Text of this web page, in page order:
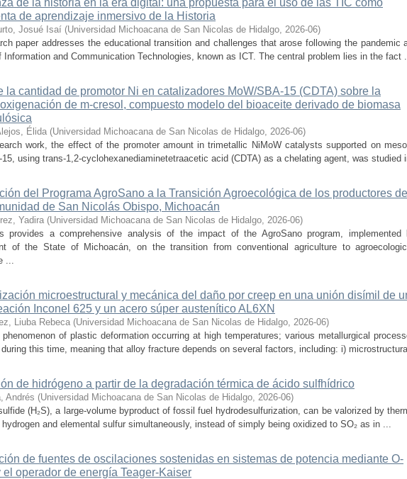
de la historia en la era digital: una propuesta para el uso de las TIC como
de aprendizaje inmersivo de la Historia
Josué Isaí (Universidad Michoacana de San Nicolas de Hidalgo, 2026-06)
paper addresses the educational transition and challenges that arose following the pandemic
Information and Communication Technologies, known as ICT. The central problem lies in the fact
la cantidad de promotor Ni en catalizadores MoW/SBA-15 (CDTA) sobre la
de m-cresol, compuesto modelo del bioaceite derivado de biomasa
Élida (Universidad Michoacana de San Nicolas de Hidalgo, 2026-06)
work, the effect of the promoter amount in trimetallic NiMoW catalysts supported on
using trans-1,2-cyclohexanediaminetetraacetic acid (CDTA) as a chelating agent, was studied
del Programa AgroSano a la Transición Agroecológica de los productores
de San Nicolás Obispo, Michoacán
Yadira (Universidad Michoacana de San Nicolas de Hidalgo, 2026-06)
provides a comprehensive analysis of the impact of the AgroSano program, implemented
of the State of Michoacán, on the transition from conventional agriculture to
...
microestructural y mecánica del daño por creep en una unión disímil de
Inconel 625 y un acero súper austenítico AL6XN
Liuba Rebeca (Universidad Michoacana de San Nicolas de Hidalgo, 2026-06)
of plastic deformation occurring at high temperatures; various metallurgical
this time, meaning that alloy fracture depends on several factors, including: i)
de hidrógeno a partir de la degradación térmica de ácido sulfhídrico
Andrés (Universidad Michoacana de San Nicolas de Hidalgo, 2026-06)
(H₂S), a large-volume byproduct of fossil fuel hydrodesulfurization, can be valorized by
and elemental sulfur simultaneously, instead of simply being oxidized to SO₂ as in ...
de fuentes de oscilaciones sostenidas en sistemas de potencia mediante O-
el operador de energía Teager-Kaiser